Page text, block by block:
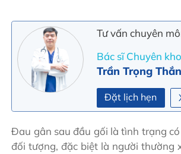
Tư vấn chuyên
Bác sĩ Chuyên
Trần Trọng
Đặt lịch hẹn
Đau gân sau đầu gối là tình trạng
đối tượng, đặc biệt là người thường